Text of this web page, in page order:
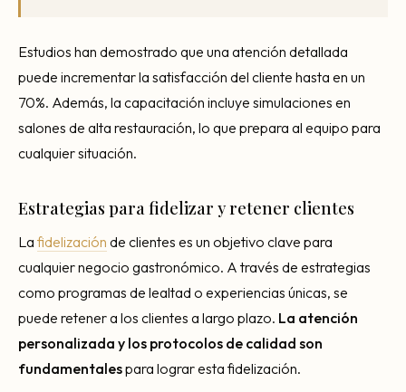
Estudios han demostrado que una atención detallada
puede incrementar la satisfacción del cliente hasta en un
70%. Además, la capacitación incluye simulaciones en
salones de alta restauración, lo que prepara al equipo para
cualquier situación.
Estrategias para fidelizar y retener clientes
La fidelización de clientes es un objetivo clave para
cualquier negocio gastronómico. A través de estrategias
como programas de lealtad o experiencias únicas, se
puede retener a los clientes a largo plazo. La atención
personalizada y los protocolos de calidad son
fundamentalespara lograr esta fidelización.